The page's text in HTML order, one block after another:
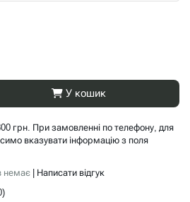
У кошик
грн. При замовленні по телефону, для
вказувати інформацію з поля
немає
Написати відгук
)